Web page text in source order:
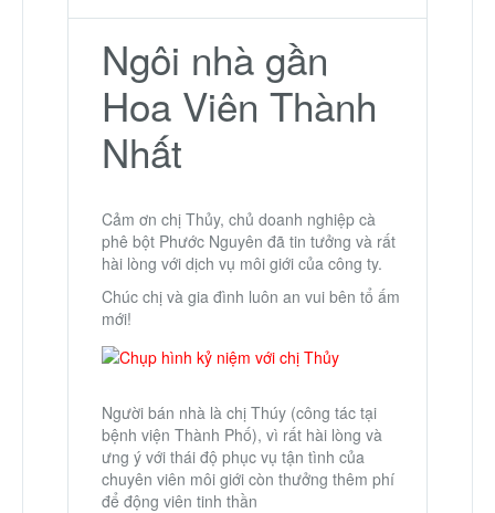
Ngôi nhà gần
Hoa Viên Thành
Nhất
Cảm ơn chị Thủy, chủ doanh nghiệp cà
phê bột Phước Nguyên đã tin tưởng và rất
hài lòng với dịch vụ môi giới của công ty.
Chúc chị và gia đình luôn an vui bên tổ ấm
mới!
Người bán nhà là chị Thúy (công tác tại
bệnh viện Thành Phố), vì rất hài lòng và
ưng ý với thái độ phục vụ tận tình của
chuyên viên môi giới còn thưởng thêm phí
để động viên tinh thần